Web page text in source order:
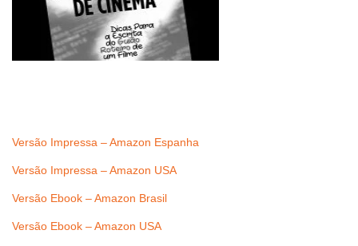
Versão Impressa – Amazon Espanha
Versão Impressa – Amazon USA
Versão Ebook – Amazon Brasil
Versão Ebook – Amazon USA